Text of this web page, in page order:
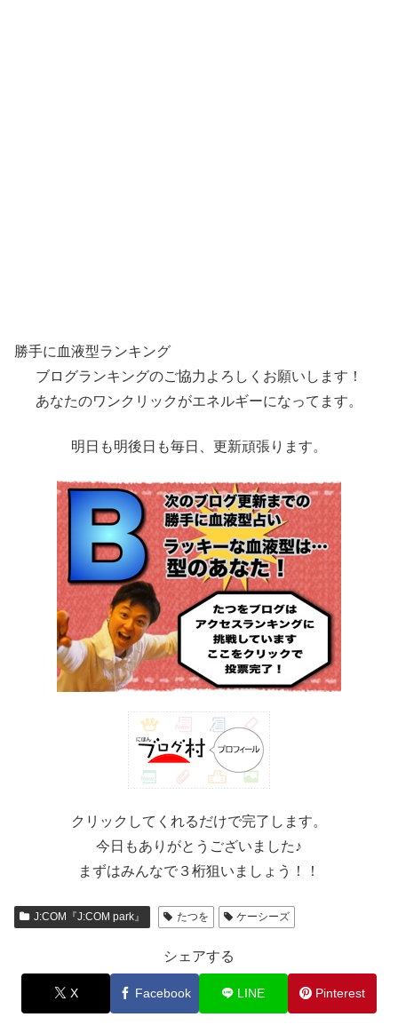
勝手に血液型ランキング
ブログランキングのご協力よろしくお願いします！
あなたのワンクリックがエネルギーになってます。
明日も明後日も毎日、更新頑張ります。
クリックしてくれるだけで完了します。
今日もありがとうございました♪
まずはみんなで３桁狙いましょう！！
J:COM『J:COM park』 たつを ケーシーズ
シェアする
X Facebook LINE Pinterest